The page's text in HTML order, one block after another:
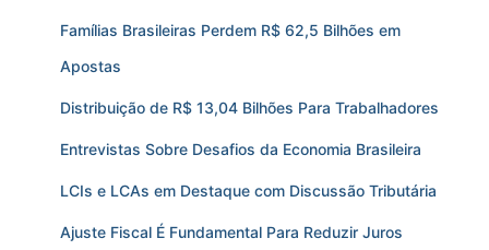
Famílias Brasileiras Perdem R$ 62,5 Bilhões em
Apostas
Distribuição de R$ 13,04 Bilhões Para Trabalhadores
Entrevistas Sobre Desafios da Economia Brasileira
LCIs e LCAs em Destaque com Discussão Tributária
Ajuste Fiscal É Fundamental Para Reduzir Juros